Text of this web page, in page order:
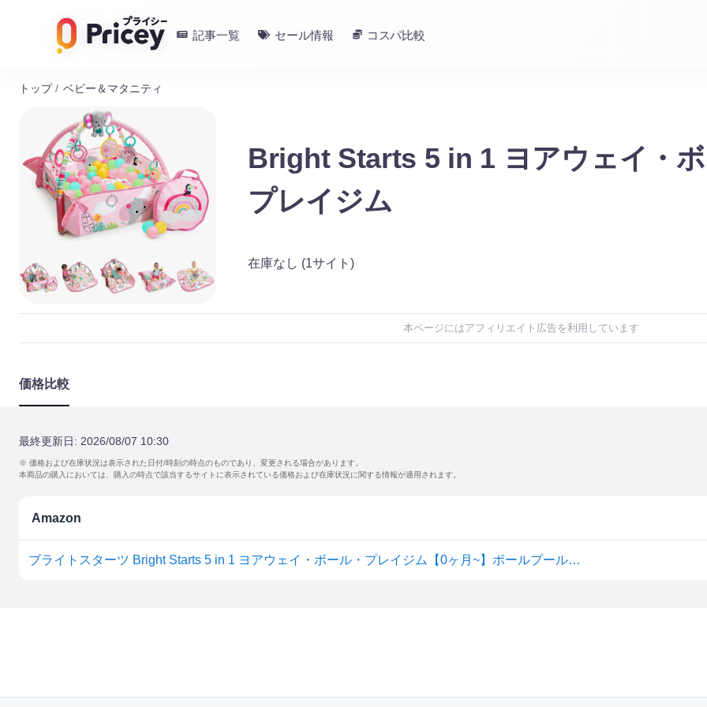
記事一覧 セール情報 コスパ比較
トップ / ベビー＆マタニティ
Bright Starts 5 in 1 ヨアウェイ・
プレイジム
在庫なし (1サイト)
本ページにはアフィリエイト広告を利用しています
価格比較
最終更新日: 2026/08/07 10:30
※ 価格および在庫状況は表示された日付/時刻の時点のものであり、変更される場合があります。
本商品の購入においては、購入の時点で該当するサイトに表示されている価格および在庫状況に関する情報が適用されます。
Amazon
ブライトスターツ Bright Starts 5 in 1 ヨアウェイ・ボール・プレイジム【0ヶ月~】ボールプール 音楽 ライト 知育玩具 室内遊具 全身運動 レインボー 12625